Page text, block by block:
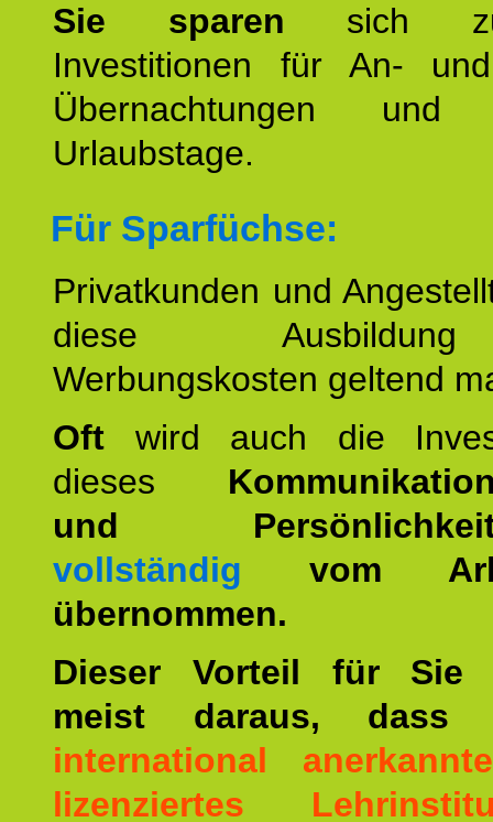
Sie sparen sich
Investitionen für An-
Übernachtungen und
Urlaubstage.
Für Sparfüchse:
Privatkunden und
diese
Werbungskosten geltend
Oft wird auch die
dieses
und
vollständig vom
übernommen.
Dieser Vorteil für Sie
meist daraus,
international
lizenziertes